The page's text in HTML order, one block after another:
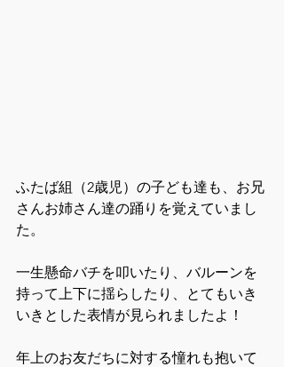
ふたば組（2歳児）の子ども達も、お兄
さんお姉さん達の踊りを覚えていまし
た。
一生懸命バチを叩いたり、バルーンを
持って上下に揺らしたり、とてもいき
いきとした表情が見られましたよ！
年上のお友だちに対する憧れも抱いて